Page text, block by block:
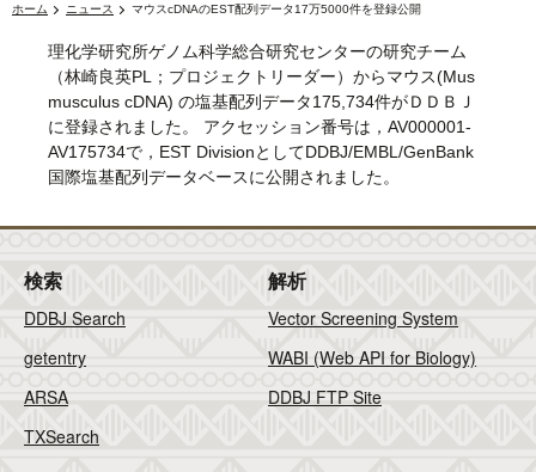
利用規約
問合せ
English
ホーム
ニュース マウスcDNAのEST配列データ17万5000件を登録公開
理化学研究所ゲノム科学総合研究センターの研究チーム
（林崎良英PL；プロジェクトリーダー）からマウス(Mus
musculus cDNA) の塩基配列データ175,734件がＤＤＢＪ
に登録されました。 アクセッション番号は，AV000001-
AV175734で，EST DivisionとしてDDBJ/EMBL/GenBank
国際塩基配列データベースに公開されました。
検索
DDBJ Search
getentry
ARSA
TXSearch
解析
Vector Screening System
WABI (Web API for Biology)
DDBJ FTP Site